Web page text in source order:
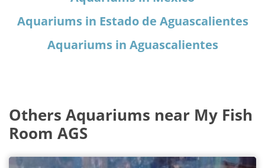
Aquariums in Estado de Aguascalientes
Aquariums in Aguascalientes
Others Aquariums near My Fish
Room AGS